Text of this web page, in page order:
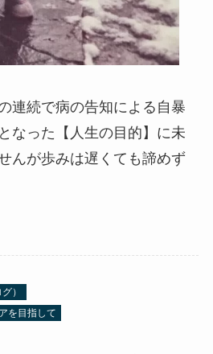
連続で病の告知による自暴
なった【人生の目的】に未
んが歩みは遅くても諦めず
）
を目指して